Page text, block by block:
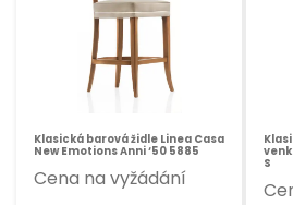
Klasická barová židle Linea Casa
New Emotions Anni ‘50 5885
Cena na vyžádání
S